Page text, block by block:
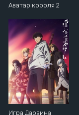
Аватар короля 2
Игра Дарвина